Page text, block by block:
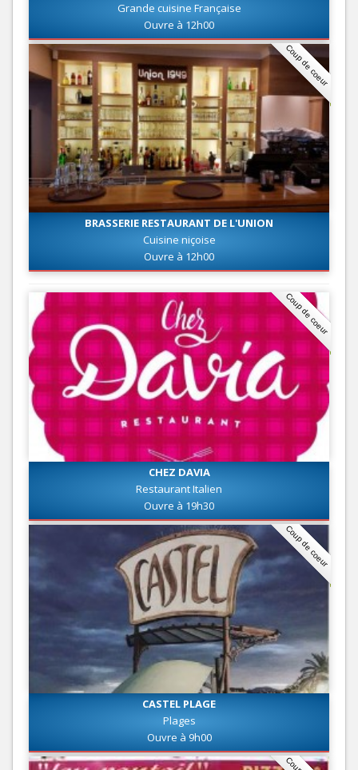
Grande cuisine Française
Ouvre à 12h00
Coup de coeur
BRASSERIE RESTAURANT DE L'UNION
Cuisine niçoise
Ouvre à 12h00
Coup de coeur
CHEZ DAVIA
Restaurant Italien
Ouvre à 19h30
Coup de coeur
CASTEL PLAGE
Plages
Ouvre à 9h00